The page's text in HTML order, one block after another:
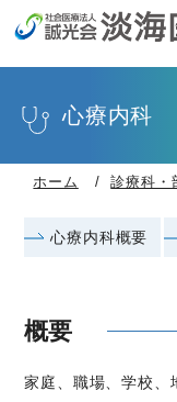
心療内科
ホーム 診療科・
心療内科概要
概要
家庭、職場、学校、